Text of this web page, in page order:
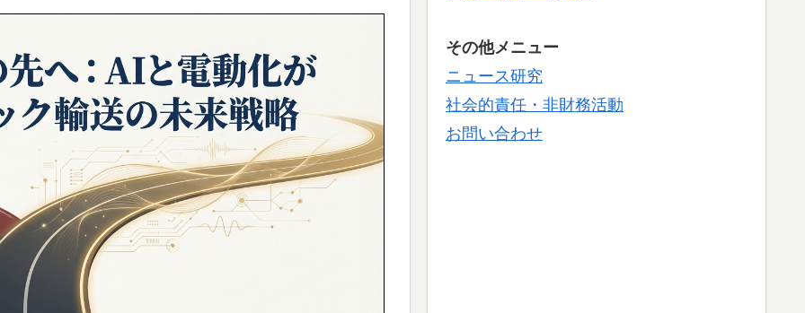
その他メニュー
ニュース研究
社会的責任・非財務活動
お問い合わせ